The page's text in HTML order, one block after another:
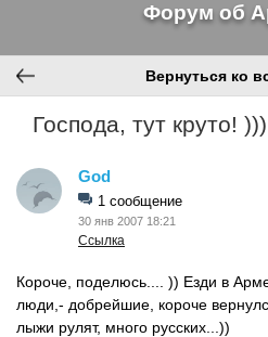
Форум об
Вернуться ко
Господа, тут круто! )))
God
1 сообщение
30 янв 2007 18:21
Ссылка
Короче, поделюсь.... )) Езди в
люди,- добрейшие, короче
лыжи рулят, много русских...))